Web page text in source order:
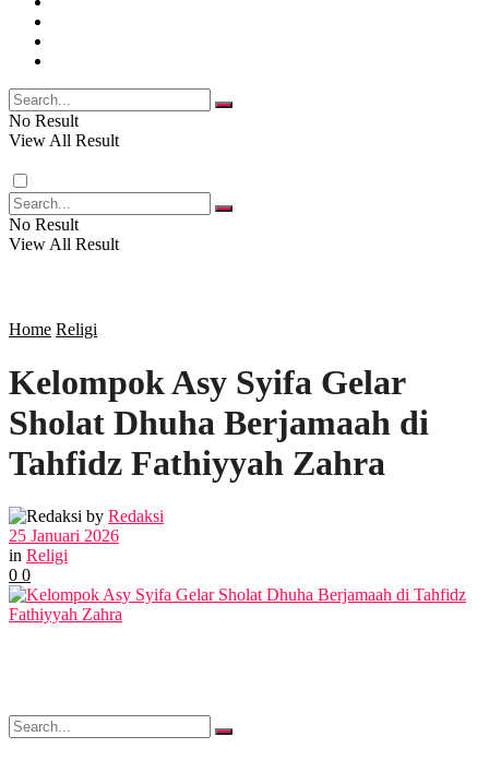
PENDIDIKAN
SOSOK
POLITIK
EKBIS
OPINI
No Result
View All Result
No Result
View All Result
Home Religi
Kelompok Asy Syifa Gelar
Sholat Dhuha Berjamaah di
Tahfidz Fathiyyah Zahra
by Redaksi
25 Januari 2026
in Religi
0 0